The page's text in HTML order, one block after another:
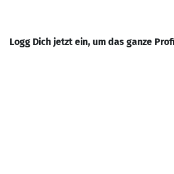
Logg Dich jetzt ein, um das ganze